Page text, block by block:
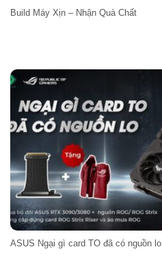
Build Máy Xịn – Nhận Quà Chất
ASUS Ngại gì card TO đã có nguồn lo